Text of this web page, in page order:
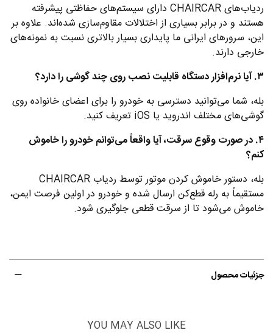
ردیاب‌های CHAIRCAR دارای سیستم‌های حفاظتی پیشرفته
هستند و در برابر بسیاری از اختلالات مقاوم‌سازی شده‌اند. علاوه بر
این، سرورهای ایرانی ما پایداری بسیار بالاتری نسبت به نمونه‌های
خارجی دارند.
۳. آیا نرم‌افزار دستگاه قابلیت نصب روی چند گوشی را دارد؟
بله، شما می‌توانید دسترسی به خودرو را برای اعضای خانواده روی
گوشی‌های مختلف اندروید یا iOS تعریف کنید.
۴. در صورت وقوع سرقت، آیا واقعاً می‌توانم خودرو را خاموش
کنم؟
بله، دستور خاموش کردن موتور توسط ردیاب CHAIRCAR
مستقیماً به رله قطع‌کن ارسال شده و خودرو در اولین فرصت ایمن،
خاموش می‌شود تا از سرقت قطعی جلوگیری شود.
جزئیات محصول
YOU MAY ALSO LIKE